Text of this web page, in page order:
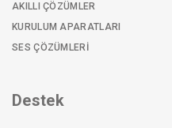
AKILLI ÇÖZÜMLER
KURULUM APARATLARI
SES ÇÖZÜMLERİ
Destek